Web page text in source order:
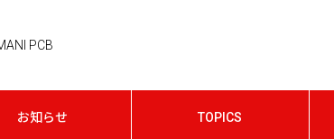
PCB
お知らせ TOPICS